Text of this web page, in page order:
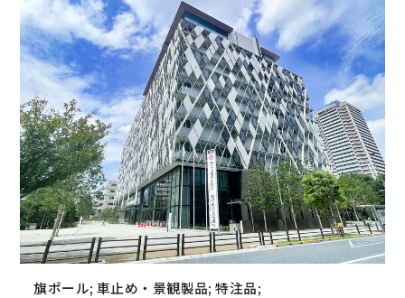
旗ポール; 車止め・景観製品; 特注品;